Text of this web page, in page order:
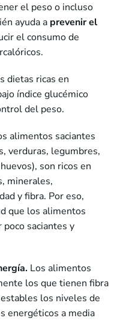
el peso o incluso
ayuda a prevenir el
el consumo de
dietas ricas en
índice glucémico
del peso.
alimentos saciantes
verduras, legumbres,
son ricos en
minerales,
y fibra. Por eso,
que los alimentos
saciantes y
Los alimentos
los que tienen fibra
los niveles de
energéticos a media